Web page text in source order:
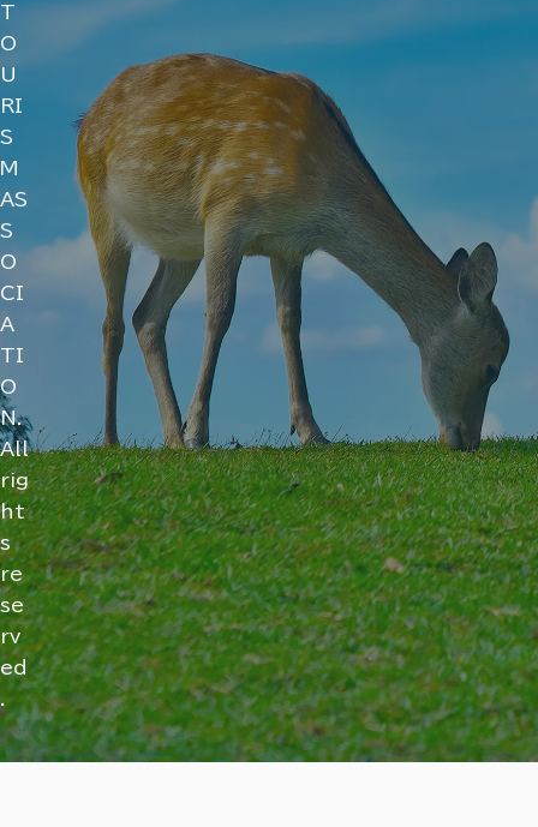
T
O
U
RI
S
M
AS
S
O
CI
A
TI
O
N.
All
rig
ht
s
re
se
rv
ed
.